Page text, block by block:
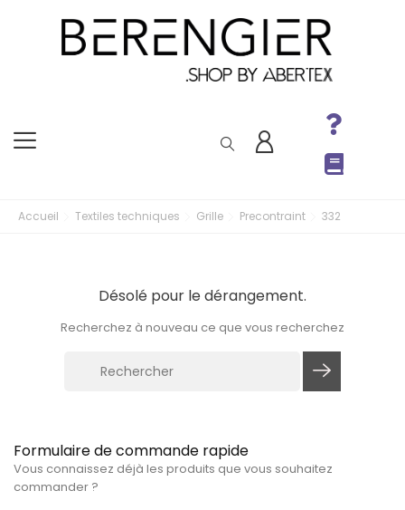
Accueil Textiles techniques Grille Precontraint 332
Formulaire de commande rapide
Vous connaissez déjà les produits que vous souhaitez
commander ?
Désolé pour le dérangement.
Recherchez à nouveau ce que vous recherchez